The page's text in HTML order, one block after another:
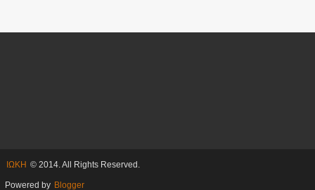
ΙΩΚΗ © 2014. All Rights Reserved.
Powered by Blogger